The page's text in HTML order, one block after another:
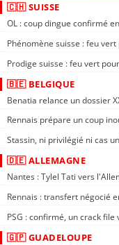
🇨🇭 SUISSE
OL : coup dingue confirmé
Phénomène suisse : feu vert
Prodige suisse : feu vert
🇧🇪 BELGIQUE
Benatia relance un dossier
Rennais prépare un coup
Stassin, ni privilégié ni cas
🇩🇪 ALLEMAGNE
Nantes : Tylel Tati vers
Rennais : transfert négocié
PSG : confirmé, un crack
🇬🇵 GUADELOUPE